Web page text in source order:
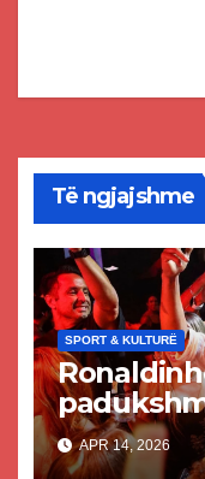
Të ngjajshme
SPORT & KULTURË
futbollit,
mëngjesit
APR 14, 2026